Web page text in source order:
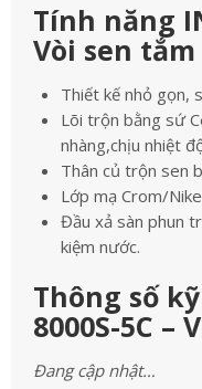
Tính năng
Vòi sen tắm
Thiết kế nhỏ gọn,
Lõi trộn bằng sứ
nhàng,chịu nhiệt
Thân củ trộn sen
Lớp mạ Crom/
Đầu xả sàn phun
kiệm nước.
Thông số
8000S-5C –
Đang cập nhật…